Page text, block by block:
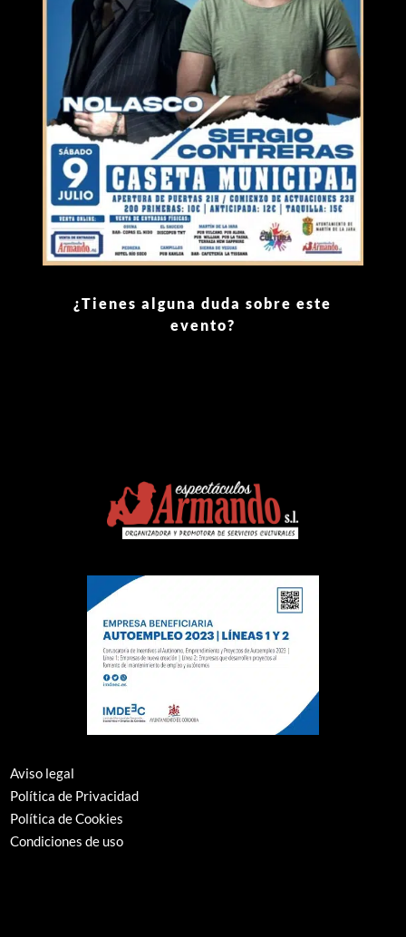
¿Tienes alguna duda sobre este
evento?
ENVIAR
Aviso legal
Política de Privacidad
Política de Cookies
Condiciones de uso